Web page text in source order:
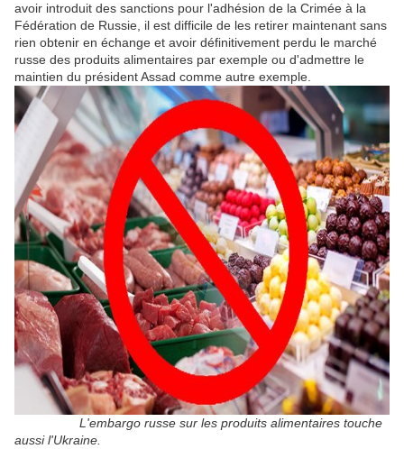
avoir introduit des sanctions pour l'adhésion de la Crimée à la
Fédération de Russie, il est difficile de les retirer maintenant sans
rien obtenir en échange et avoir définitivement perdu le marché
russe des produits alimentaires par exemple ou d'admettre le
maintien du président Assad comme autre exemple.
L'embargo russe sur les produits alimentaires touche
aussi l'Ukraine.